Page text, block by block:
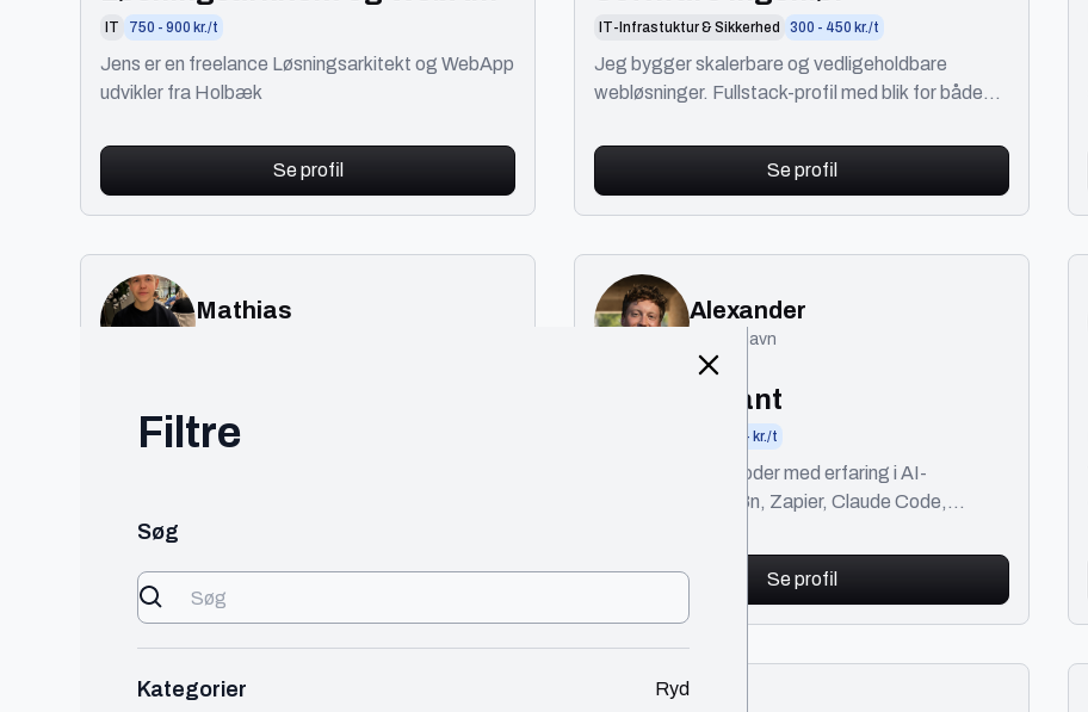
Filtre
Søg
Kategorier Ryd
udvikler
IT 750 - 900 kr./t
Jens er en freelance Løsningsarkitekt og WebApp
udvikler fra Holbæk
Se profil
IT-Infrastuktur & Sikkerhed 300 - 450 kr./t
Jeg bygger skalerbare og vedligeholdbare
webløsninger. Fullstack-profil med blik for både
Se profil
Mathias
150 - 300 kr./t
full stack applikationer og lave hjemmesider med
Se profil
Alexander
København
AI Consultant
900+ kr./t
Founder og vibe coder med erfaring i AI-
automatisering, n8n, Zapier, Claude Code,
AI fra idé til launch.
Se profil